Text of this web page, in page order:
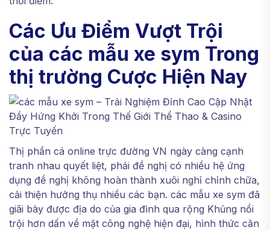
Các Ưu Điểm Vượt Trội
của các mẫu xe sym Trong
thị trường Cược Hiện Nay
Thị phần cá online trực đường VN ngày càng cạnh
tranh nhau quyết liệt, phải đề nghị có nhiều hệ ứng
dụng đề nghị không hoàn thành xuôi nghỉ chỉnh chữa,
cải thiện hưởng thụ nhiều các bạn. các mẫu xe sym đã
giãi bày được địa do của gia đình qua rộng Khủng nổi
trội hơn dấn về mặt công nghệ hiện đại, hình thức căn